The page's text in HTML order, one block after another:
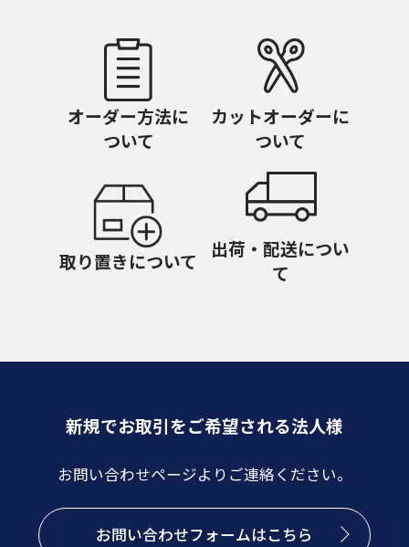
オーダー方法に
ついて
カットオーダーに
ついて
取り置きについて
出荷・配送につい
て
新規でお取引をご希望される法人様
お問い合わせページよりご連絡ください。
お問い合わせフォームはこちら